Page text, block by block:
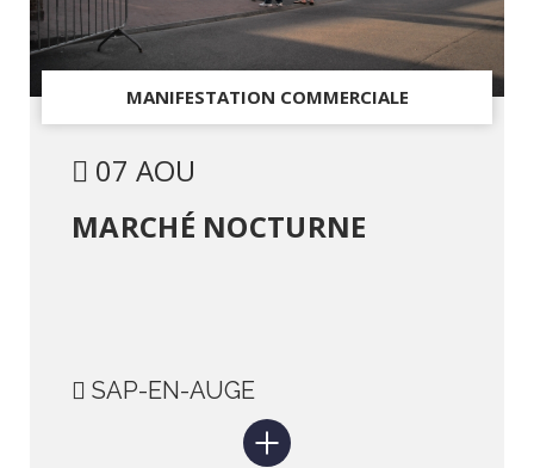
MANIFESTATION COMMERCIALE
07 AOU
MARCHÉ NOCTURNE
SAP-EN-AUGE